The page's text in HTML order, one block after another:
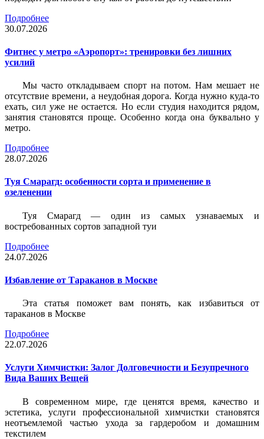
Подробнее
30.07.2026
Фитнес у метро «Аэропорт»: тренировки без лишних
усилий
Мы часто откладываем спорт на потом. Нам мешает не
отсутствие времени, а неудобная дорога. Когда нужно куда-то
ехать, сил уже не остается. Но если студия находится рядом,
занятия становятся проще. Особенно когда она буквально у
метро.
Подробнее
28.07.2026
Туя Смарагд: особенности сорта и применение в
озеленении
Туя Смарагд — один из самых узнаваемых и
востребованных сортов западной туи
Подробнее
24.07.2026
Избавление от Тараканов в Москве
Эта статья поможет вам понять, как избавиться от
тараканов в Москве
Подробнее
22.07.2026
Услуги Химчистки: Залог Долговечности и Безупречного
Вида Ваших Вещей
В современном мире, где ценятся время, качество и
эстетика, услуги профессиональной химчистки становятся
неотъемлемой частью ухода за гардеробом и домашним
текстилем